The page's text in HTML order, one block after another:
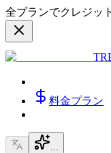
全プランでクレジッ
料金プラン
...